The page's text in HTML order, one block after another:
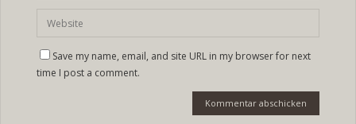
Save my name, email, and site URL in my browser for next
time I post a comment.